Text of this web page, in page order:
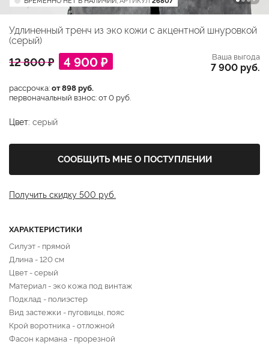
Удлиненный тренч из эко кожи с акцентной шнуровкой
(серый)
12 800 ₽ 4 900 ₽ Ваша выгода
7 900 руб.
рассрочка:от 898 руб.
первоначальный взнос: от 0 руб.
Цвет: серый
СООБЩИТЬ МНЕ О ПОСТУПЛЕНИИ
Получить скидку 500 руб.
ХАРАКТЕРИСТИКИ
Силуэт - прямой
Длина - 120 см
Цвет - серый
Материал - эко кожа под винтаж
Подклад - полиэстер
Вид застежки - пуговицы, пояс
Крой воротника - отложной
Фасон кармана - прорезной